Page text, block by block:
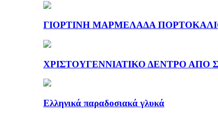
ΓΙΟΡΤΙΝΗ ΜΑΡΜΕΛΑΔΑ
ΧΡΙΣΤΟΥΓΕΝΝΙΑΤΙΚΟ ΔΕΝΤΡΟ ΑΠΟ
Ελληνικά παραδοσιακά γλυκά